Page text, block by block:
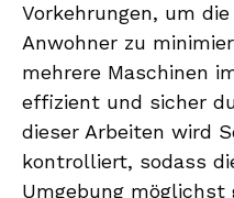
Vorkehrungen, um
Anwohner zu
mehrere Maschinen
effizient und sicher
dieser Arbeiten wird
kontrolliert, sodass
Umgebung möglichst